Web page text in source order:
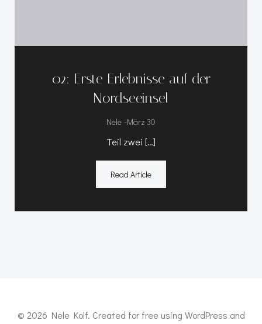
02: Erste Erlebnisse auf der
Nordseeinsel
Nele -März 30
Teil zwei […]
Read Article
© 2026 Nele Kolf. Created for free using WordPress and